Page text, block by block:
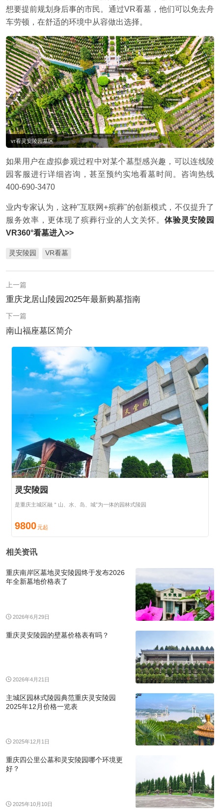
想要提前规划身后事的市民。通过VR看墓，他们可以免去舟
车劳顿，在舒适的环境中从容做出选择。
vr看灵安陵园墓区
如果用户在虚拟参观过程中对某个墓型感兴趣，可以连线陵
园客服进行详细咨询，甚至预约实地看墓时间。咨询热线
400-690-3470
业内专家认为，这种"互联网+殡葬"的创新模式，不仅提升了
服务效率，更体现了殡葬行业的人文关怀。 体验灵安陵园
VR360°看墓进入>>
灵安陵园 VR看墓
上一篇
重庆龙居山陵园2025年最新购墓指南
下一篇
南山福座墓区简介
灵安陵园
是重庆主城区融＂山、水、岛、城”为一体的园林式陵园
9800
相关资讯
重庆南岸区墓地灵安陵园终于发布2026
年全新墓地价格表了
2026年6月29日
重庆灵安陵园的壁墓价格表有吗？
2026年4月21日
主城区园林式陵园典范重庆灵安陵园
2025年12月价格一览表
2025年12月1日
重庆四公里公墓和灵安陵园哪个环境更
好？
2025年10月10日